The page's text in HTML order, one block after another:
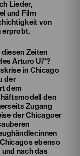
Lieder,
und Film
von
erprobt.
Zeiten
Arturo Ui“?
in Chicago
der
dem
den
Zugang
der Chicagoer
ebenso
nach das